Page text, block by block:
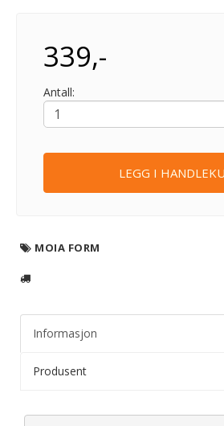
339,-
Antall:
LEGG I
MOIA FORM
Informasjon
Produsent